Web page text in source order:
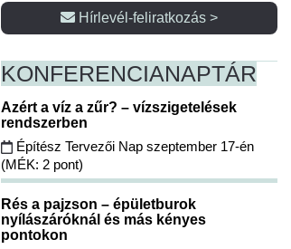
Hírlevél-feliratkozás >
KONFERENCIANAPTÁR
Azért a víz a zűr? – vízszigetelések
rendszerben
Építész Tervezői Nap szeptember 17-én
(MÉK: 2 pont)
Rés a pajzson – épületburok
nyílászáróknál és más kényes
pontokon